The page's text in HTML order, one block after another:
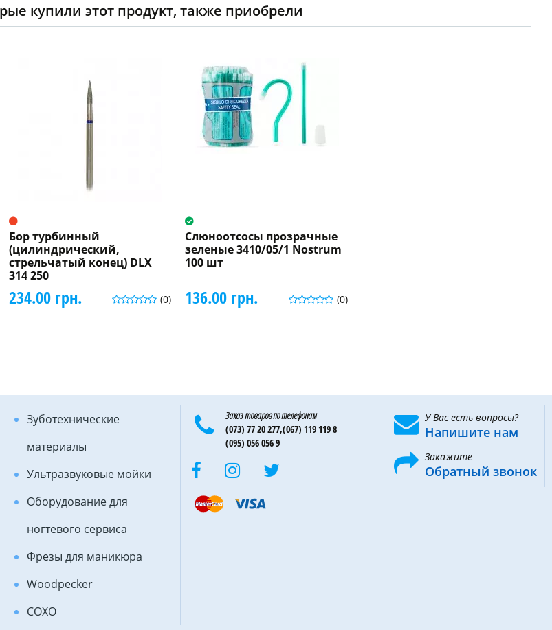
купили этот продукт, также приобрели
Бор турбинный
(цилиндрический,
стрельчатый конец) DLX
314 250
(0)
234.00 грн.
Слюноотсосы прозрачные
зеленые 3410/05/1 Nostrum
100 шт
(0)
136.00 грн.
Зуботехнические
материалы
Ультразвуковые мойки
Оборудование для
ногтевого сервиса
Фрезы для маникюра
Woodpecker
COXO
Заказ товаров по телефонам
(073) 77 20 277,(067) 119 119 8
(095) 056 056 9
У Вас есть вопросы?
Напишите нам
Закажите
Обратный звонок